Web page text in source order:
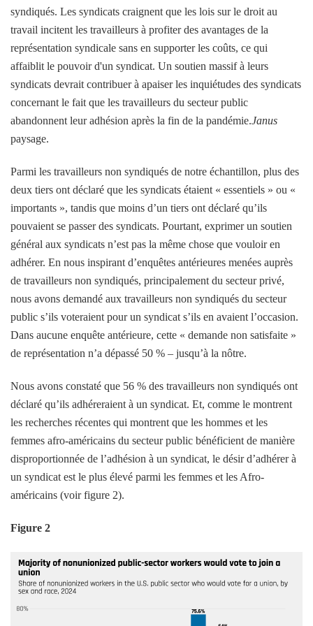
syndiqués. Les syndicats craignent que les lois sur le droit au
travail incitent les travailleurs à profiter des avantages de la
représentation syndicale sans en supporter les coûts, ce qui
affaiblit le pouvoir d'un syndicat. Un soutien massif à leurs
syndicats devrait contribuer à apaiser les inquiétudes des syndicats
concernant le fait que les travailleurs du secteur public
abandonnent leur adhésion après la fin de la pandémie.Janus
paysage.
Parmi les travailleurs non syndiqués de notre échantillon, plus des
deux tiers ont déclaré que les syndicats étaient « essentiels » ou «
importants », tandis que moins d’un tiers ont déclaré qu’ils
pouvaient se passer des syndicats. Pourtant, exprimer un soutien
général aux syndicats n’est pas la même chose que vouloir en
adhérer. En nous inspirant d’enquêtes antérieures menées auprès
de travailleurs non syndiqués, principalement du secteur privé,
nous avons demandé aux travailleurs non syndiqués du secteur
public s’ils voteraient pour un syndicat s’ils en avaient l’occasion.
Dans aucune enquête antérieure, cette « demande non satisfaite »
de représentation n’a dépassé 50 % – jusqu’à la nôtre.
Nous avons constaté que 56 % des travailleurs non syndiqués ont
déclaré qu’ils adhéreraient à un syndicat. Et, comme le montrent
les recherches récentes qui montrent que les hommes et les
femmes afro-américains du secteur public bénéficient de manière
disproportionnée de l’adhésion à un syndicat, le désir d’adhérer à
un syndicat est le plus élevé parmi les femmes et les Afro-
américains (voir figure 2).
Figure 2